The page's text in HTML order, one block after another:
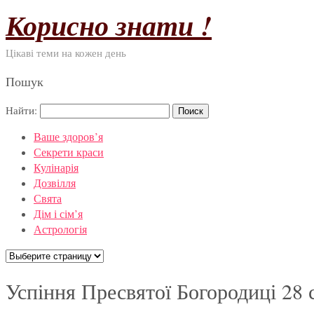
Корисно знати !
Цікаві теми на кожен день
Пошук
Найти:
Ваше здоров’я
Секрети краси
Кулінарія
Дозвілля
Свята
Дім і сім’я
Астрологія
Успіння Пресвятої Богородиці 28